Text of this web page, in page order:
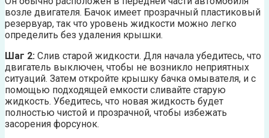
возле двигателя. Бачок имеет прозрачный пластиковый
резервуар, так что уровень жидкости можно легко
определить без удаления крышки.
Шаг 2: Слив старой жидкости. Для начала убедитесь, что
двигатель выключен, чтобы не возникло неприятных
ситуаций. Затем откройте крышку бачка омывателя, и с
помощью подходящей емкости сливайте старую
жидкость. Убедитесь, что новая жидкость будет
полностью чистой и прозрачной, чтобы избежать
засорения форсунок.